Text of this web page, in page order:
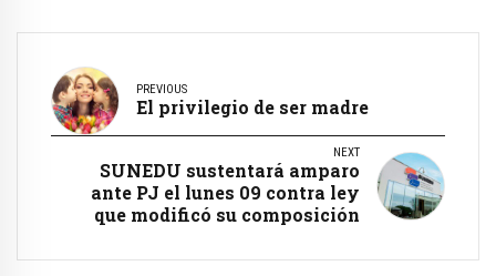
PREVIOUS
El privilegio de ser madre
NEXT
SUNEDU sustentará amparo
ante PJ el lunes 09 contra ley
que modificó su composición